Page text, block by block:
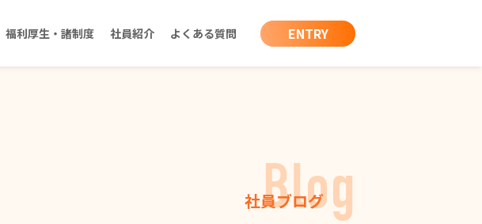
福利厚生・諸制度 社員紹介 よくある質問 ENTRY
Blog
社員ブログ